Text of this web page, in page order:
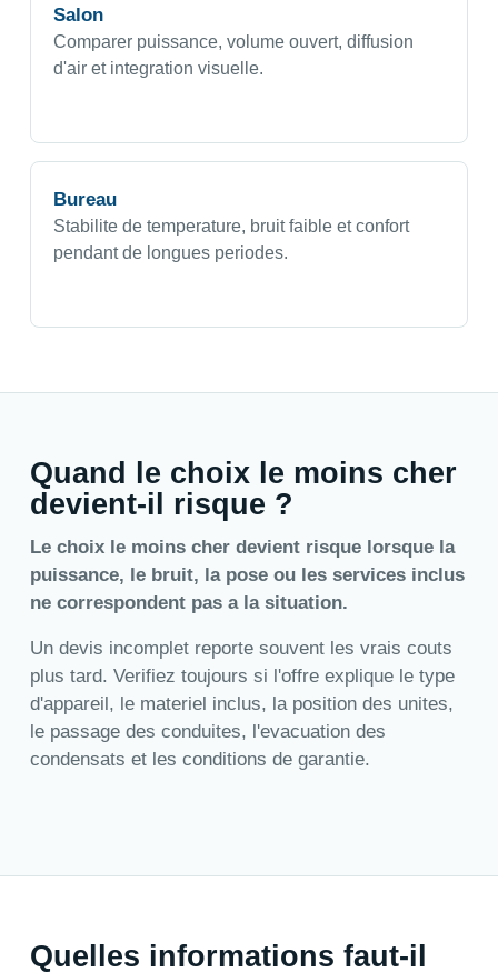
Salon
Comparer puissance, volume ouvert, diffusion
d'air et integration visuelle.
Bureau
Stabilite de temperature, bruit faible et confort
pendant de longues periodes.
Quand le choix le moins cher
devient-il risque ?
Le choix le moins cher devient risque lorsque la
puissance, le bruit, la pose ou les services inclus
ne correspondent pas a la situation.
Un devis incomplet reporte souvent les vrais couts
plus tard. Verifiez toujours si l'offre explique le type
d'appareil, le materiel inclus, la position des unites,
le passage des conduites, l'evacuation des
condensats et les conditions de garantie.
Quelles informations faut-il